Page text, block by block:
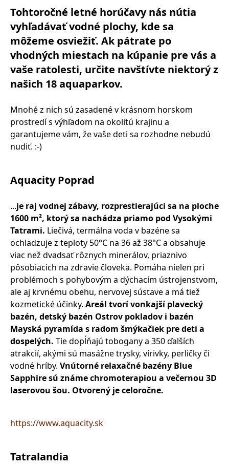
Tohtoročné letné horúčavy nás nútia
vyhľadávať vodné plochy, kde sa
môžeme osviežiť. Ak pátrate po
vhodných miestach na kúpanie pre vás a
vaše ratolesti, určite navštívte niektorý z
našich 18 aquaparkov.
Mnohé z nich sú zasadené v krásnom horskom
prostredí s výhľadom na okolitú krajinu a
garantujeme vám, že vaše deti sa rozhodne nebudú
nudiť. :-)
Aquacity Poprad
...je raj vodnej zábavy, rozprestierajúci sa na ploche
1600 m², ktorý sa nachádza priamo pod Vysokými
Tatrami. Liečivá, termálna voda v bazéne sa
ochladzuje z teploty 50°C na 36 až 38°C a obsahuje
viac než dvadsať rôznych minerálov, priaznivo
pôsobiacich na zdravie človeka. Pomáha nielen pri
problémoch s pohybovým a dýchacím ústrojenstvom,
ale aj krvnému obehu, nervovej sústave a má tiež
kozmetické účinky. Areál tvorí vonkajší plavecký
bazén, detský bazén Ostrov pokladov i bazén
Mayská pyramída s radom šmýkačiek pre deti a
dospelých. Tie dopĺňajú tobogany a 350 ďalších
atrakcií, akými sú masážne trysky, vírivky, perličky či
vodné hríby. Vnútorné relaxačné bazény Blue
Sapphire sú známe chromoterapiou a večernou 3D
laserovou šou. Otvorený je celoročne.
https://www.aquacity.sk
Tatralandia